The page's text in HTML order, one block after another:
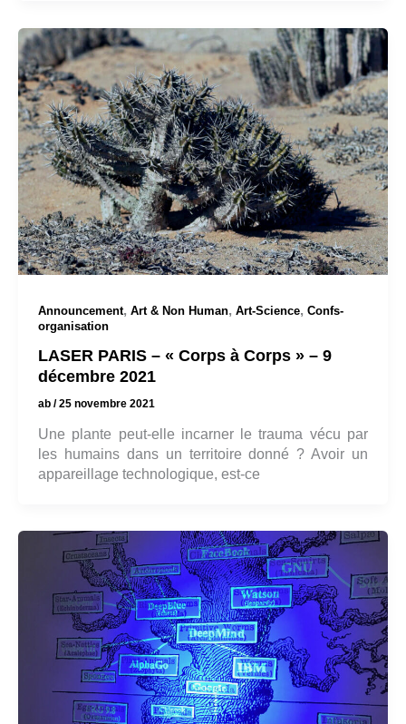
Announcement, Art & Non Human, Art-Science, Confs-
organisation
LASER PARIS – « Corps à Corps » – 9
décembre 2021
ab /25 novembre 2021
Une plante peut-elle incarner le trauma vécu par
les humains dans un territoire donné ? Avoir un
appareillage technologique, est-ce